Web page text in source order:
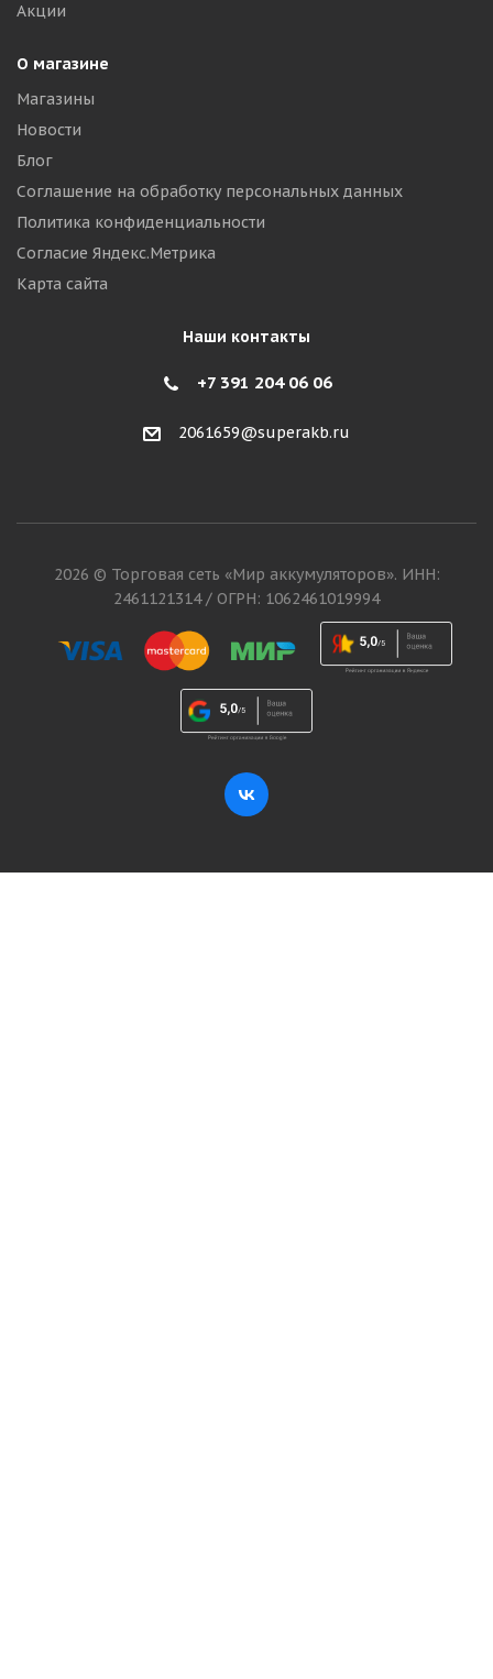
Акции
О магазине
Магазины
Новости
Блог
Соглашение на обработку персональных данных
Политика конфиденциальности
Согласие Яндекс.Метрика
Карта сайта
Наши контакты
+7 391 204 06 06
2061659@superakb.ru
2026 © Торговая сеть «Мир аккумуляторов». ИНН:
2461121314 / ОГРН: 1062461019994